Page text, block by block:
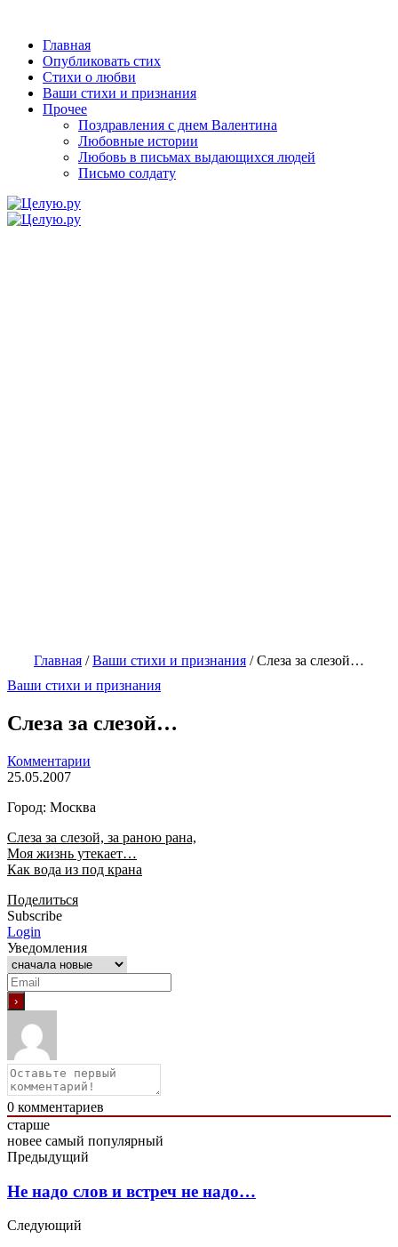
Главная
Опубликовать стих
Стихи о любви
Ваши стихи и признания
Прочее
Поздравления с днем Валентина
Любовные истории
Любовь в письмах выдающихся людей
Письмо солдату
Главная /Ваши стихи и признания /Слеза за слезой…
Ваши стихи и признания
Слеза за слезой…
Комментарии
25.05.2007
Город: Москва
Слеза за слезой, за раною рана,
Моя жизнь утекает…
Как вода из под крана
Поделиться
Subscribe
Login
Уведомления
0 комментариев
старше
новее самый популярный
Предыдущий
Не надо слов и встреч не надо…
Следующий